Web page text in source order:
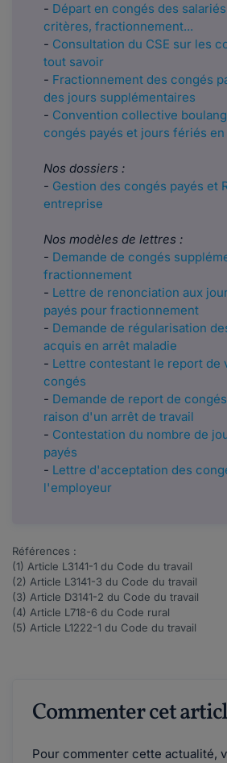
- Départ en congés des
critères, fractionnement...
- Consultation du CSE sur les
tout savoir
- Fractionnement des congés
des jours supplémentaires
- Convention collective
congés payés et jours fériés en
Nos dossiers :
- Gestion des congés payés et
entreprise
Nos modèles de lettres :
- Demande de congés
fractionnement
- Lettre de renonciation aux
payés pour fractionnement
- Demande de régularisation
acquis en arrêt maladie
- Lettre contestant le report de
congés
- Demande de report de
raison d'un arrêt de travail
- Contestation du nombre de
payés
- Lettre d'acceptation des
l'employeur
Références :
(1) Article L3141-1 du Code du travail
(2) Article L3141-3 du Code du travail
(3) Article D3141-2 du Code du travail
(4) Article L718-6 du Code rural
(5) Article L1222-1 du Code du travail
Commenter cet
Pour commenter cette actualité,